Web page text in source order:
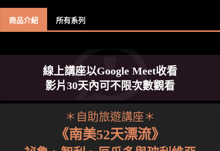
商品介紹 所有系列
線上講座以Google Meet收看
影片30天內可不限次數觀看
＊自助旅遊講座＊
《南美52天漂流》